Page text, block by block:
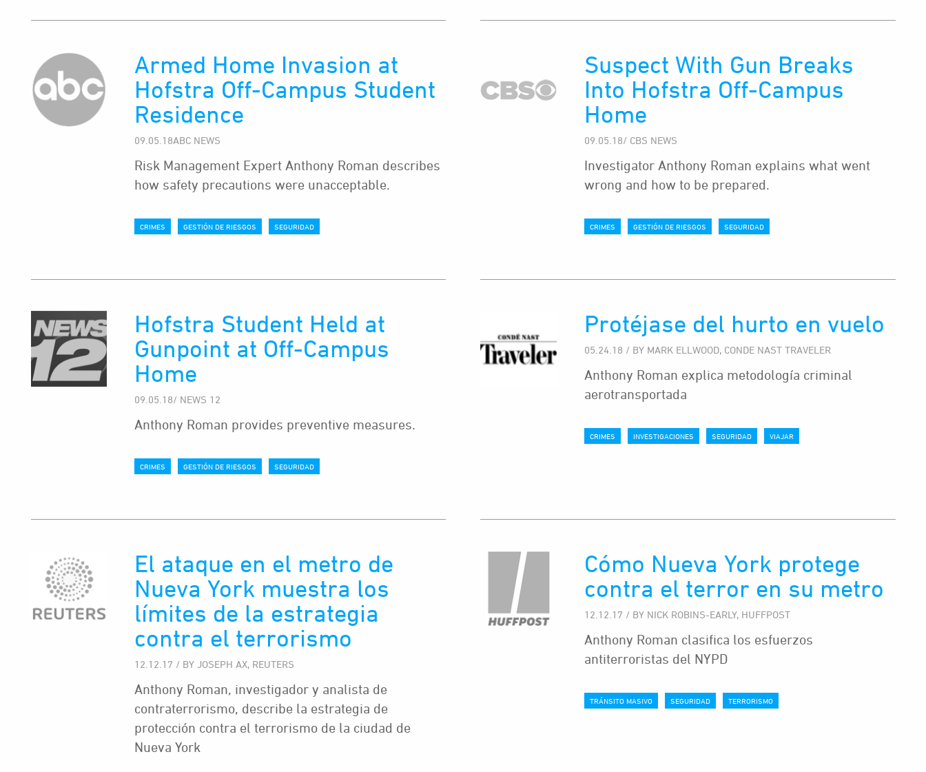
Armed Home Invasion at
Hofstra Off-Campus Student
Residence
09.05.18ABC NEWS
Risk Management Expert Anthony Roman describes
how safety precautions were unacceptable.
CRIMES GESTIÓN DE RIESGOS SEGURIDAD
Suspect With Gun Breaks
Into Hofstra Off-Campus
Home
09.05.18/ CBS NEWS
Investigator Anthony Roman explains what went
wrong and how to be prepared.
CRIMES GESTIÓN DE RIESGOS SEGURIDAD
Hofstra Student Held at
Gunpoint at Off-Campus
Home
09.05.18/ NEWS 12
Anthony Roman provides preventive measures.
CRIMES GESTIÓN DE RIESGOS SEGURIDAD
Protéjase del hurto en vuelo
05.24.18 / BY MARK ELLWOOD, CONDE NAST TRAVELER
Anthony Roman explica metodología criminal
aerotransportada
CRIMES INVESTIGACIONES SEGURIDAD VIAJAR
El ataque en el metro de
Nueva York muestra los
límites de la estrategia
contra el terrorismo
12.12.17 / BY JOSEPH AX, REUTERS
Anthony Roman, investigador y analista de
contraterrorismo, describe la estrategia de
protección contra el terrorismo de la ciudad de
Nueva York
Cómo Nueva York protege
contra el terror en su metro
12.12.17 / BY NICK ROBINS-EARLY, HUFFPOST
Anthony Roman clasifica los esfuerzos
antiterroristas del NYPD
TRÁNSITO MASIVO SEGURIDAD TERRORISMO